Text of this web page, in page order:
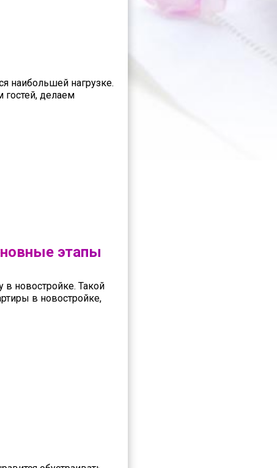
наибольшей нагрузке.
делаем
этапы
в новостройке. Такой
в новостройке,